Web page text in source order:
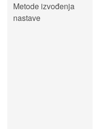
Metode izvođenja
nastave